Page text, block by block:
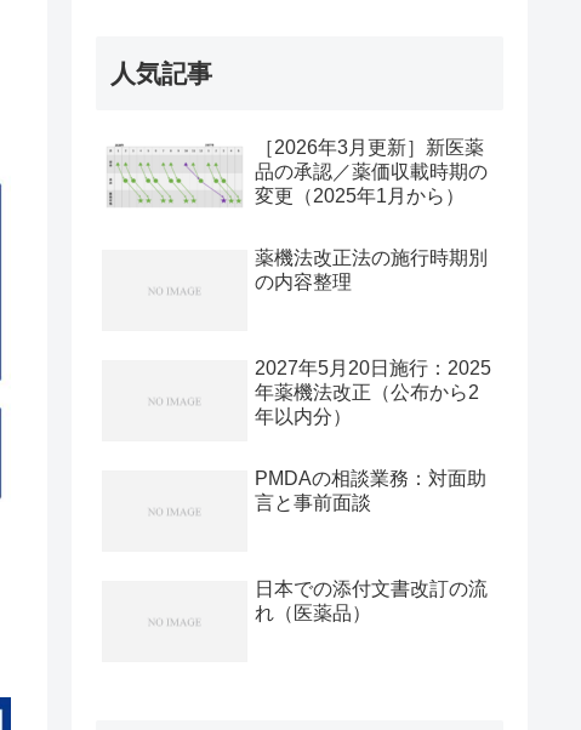
人気記事
［2026年3月更新］新医薬
品の承認／薬価収載時期の
変更（2025年1月から）
薬機法改正法の施行時期別
の内容整理
2027年5月20日施行：2025
年薬機法改正（公布から2
年以内分）
PMDAの相談業務：対面助
言と事前面談
日本での添付文書改訂の流
れ（医薬品）